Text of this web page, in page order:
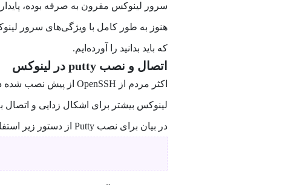
سرور لینوکس مقرون به صرفه بوده،
هنوز به طور کامل با ویژگی‌های سرور
که باید بدانید را آورده‌ایم.
اتصال و نصب putty در لینوکس
لینوکس بیشتر برای اشکال زدایی و
در بیان برای نصب Putty از دستور زیر استفاده کنید.